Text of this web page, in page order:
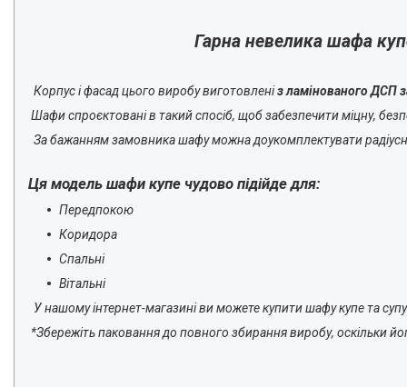
Гарна невелика шафа
Корпус і фасад цього виробу виготовленіз ламінованого ДСП
Шафи спроєктовані в такий спосіб, щоб забезпечити міцну,
За бажанням замовника шафу можна доукомплектувати
Ця модель шафи купе чудово підійде для:
Передпокою
Коридора
Спальні
Вітальні
У нашому інтернет-магазині ви можете купити шафу купе та
*Збережіть паковання до повного збирання виробу, оскільки